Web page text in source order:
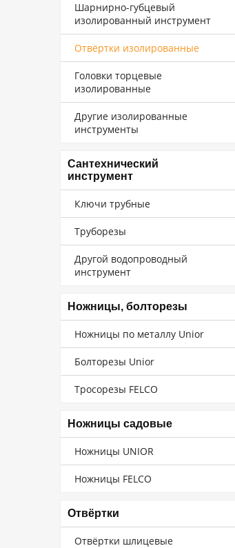
Шарнирно-губцевый
изолированный инструмент
Отвёртки изолированные
Головки торцевые
изолированные
Другие изолированные
инструменты
Сантехнический
инструмент
Ключи трубные
Труборезы
Другой водопроводный
инструмент
Ножницы, болторезы
Ножницы по металлу Unior
Болторезы Unior
Тросорезы FELCO
Ножницы садовые
Ножницы UNIOR
Ножницы FELCO
Отвёртки
Отвёртки шлицевые